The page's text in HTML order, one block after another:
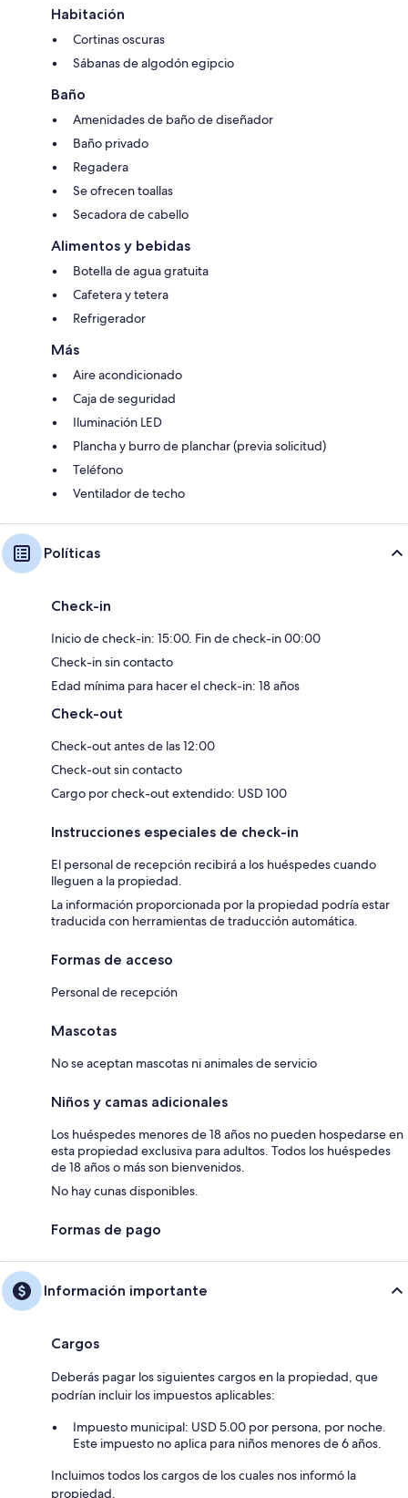
Habitación
Cortinas oscuras
Sábanas de algodón egipcio
Baño
Amenidades de baño de diseñador
Baño privado
Regadera
Se ofrecen toallas
Secadora de cabello
Alimentos y bebidas
Botella de agua gratuita
Cafetera y tetera
Refrigerador
Más
Aire acondicionado
Caja de seguridad
Iluminación LED
Plancha y burro de planchar (previa solicitud)
Teléfono
Ventilador de techo
Políticas
Check-in
Inicio de check-in: 15:00. Fin de check-in 00:00
Check-in sin contacto
Edad mínima para hacer el check-in: 18 años
Check-out
Check-out antes de las 12:00
Check-out sin contacto
Cargo por check-out extendido: USD 100
Instrucciones especiales de check-in
El personal de recepción recibirá a los huéspedes cuando
lleguen a la propiedad.
La información proporcionada por la propiedad podría estar
traducida con herramientas de traducción automática.
Formas de acceso
Personal de recepción
Mascotas
No se aceptan mascotas ni animales de servicio
Niños y camas adicionales
Los huéspedes menores de 18 años no pueden hospedarse en
esta propiedad exclusiva para adultos. Todos los huéspedes
de 18 años o más son bienvenidos.
No hay cunas disponibles.
Formas de pago
Información importante
Cargos
Deberás pagar los siguientes cargos en la propiedad, que
podrían incluir los impuestos aplicables:
Impuesto municipal: USD 5.00 por persona, por noche.
Este impuesto no aplica para niños menores de 6 años.
Incluimos todos los cargos de los cuales nos informó la
propiedad.